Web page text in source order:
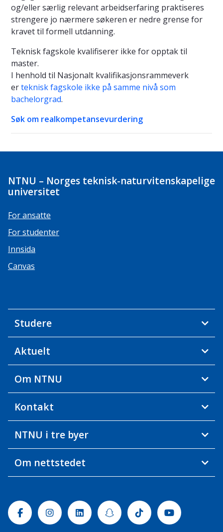
og/eller særlig relevant arbeidserfaring praktiseres
strengere jo nærmere søkeren er nedre grense for
kravet til formell utdanning.
Teknisk fagskole kvalifiserer ikke for opptak til
master.
I henhold til Nasjonalt kvalifikasjonsrammeverk
erteknisk fagskole ikke på samme nivå som
bachelorgrad.
Søk om realkompetansevurdering
NTNU – Norges teknisk-naturvitenskapelige
universitet
For ansatte
For studenter
Innsida
Canvas
Studere
Aktuelt
Om NTNU
Kontakt
NTNU i tre byer
Om nettstedet
FacebookInstagramLinkedinSnapchatTiktok Youtube